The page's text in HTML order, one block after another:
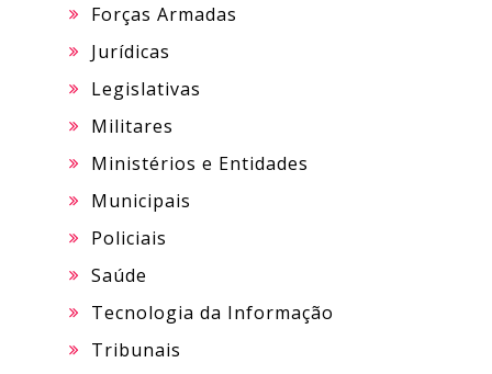
Forças Armadas
Jurídicas
Legislativas
Militares
Ministérios e Entidades
Municipais
Policiais
Saúde
Tecnologia da Informação
Tribunais